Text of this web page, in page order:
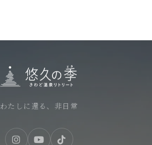
わたしに還る、非日常